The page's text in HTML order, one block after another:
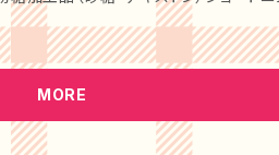
さに加え、ギフトにふさわしいパッケ
が、心温まるひとときを演出します。 【安
おり、ご家族皆様で安心して楽しむこ
に最適！】 送料無料でお届けす
調合油／膨張剤、酸化防止剤（V.C、
ウダー、卵黄、脱脂粉乳／膨張剤、香料、
MORE